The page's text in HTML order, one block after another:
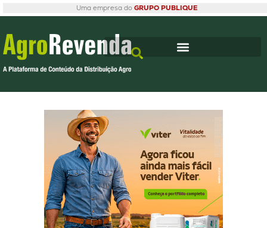
Uma empresa do GRUPO PUBLIQUE